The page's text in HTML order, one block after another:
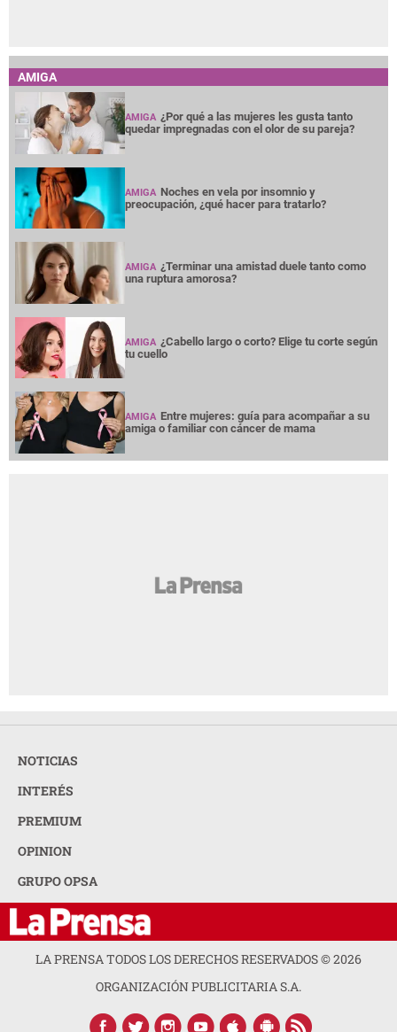
AMIGA
AMIGA ¿Por qué a las mujeres les gusta tanto
quedar impregnadas con el olor de su pareja?
AMIGA Noches en vela por insomnio y
preocupación, ¿qué hacer para tratarlo?
AMIGA ¿Terminar una amistad duele tanto como
una ruptura amorosa?
AMIGA ¿Cabello largo o corto? Elige tu corte según
tu cuello
AMIGA Entre mujeres: guía para acompañar a su
amiga o familiar con cáncer de mama
NOTICIAS
INTERÉS
PREMIUM
OPINION
GRUPO OPSA
LA PRENSA TODOS LOS DERECHOS RESERVADOS ©2026
ORGANIZACIÓN PUBLICITARIA S.A.